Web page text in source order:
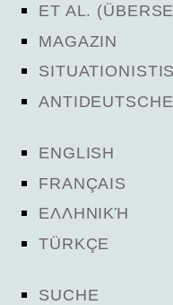
ET AL.
MAGAZIN
ENGLISH
FRANÇAIS
ΕΛΛΗΝΙΚΉ
TÜRKÇE
SUCHE